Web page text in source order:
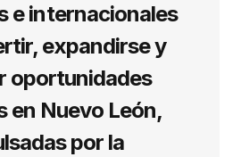
e internacionales
expandirse y
oportunidades
en Nuevo León,
por la